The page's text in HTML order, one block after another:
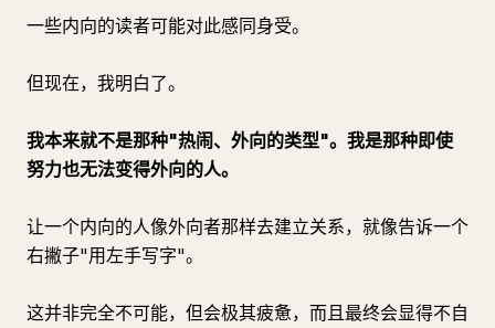
一些内向的读者可能对此感同身受。
但现在，我明白了。
我本来就不是那种"热闹、外向的类型"。我是那种即使
努力也无法变得外向的人。
让一个内向的人像外向者那样去建立关系，就像告诉一个
右撇子"用左手写字"。
这并非完全不可能，但会极其疲惫，而且最终会显得不自